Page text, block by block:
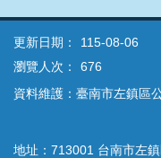
更新日期：
115-08-06
瀏覽人次：
676
資料維護：臺南市左鎮區
地址：713001 台南市左